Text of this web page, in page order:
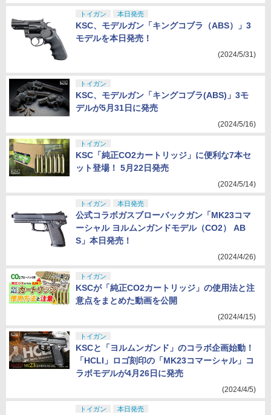
トイガン 本日発売
KSC、モデルガン「キングコブラ（ABS）」3
モデルを本日発売！
(2024/5/31)
トイガン
KSC、モデルガン「キングコブラ(ABS)」3モ
デルが5月31日に発売
(2024/5/16)
トイガン
KSC「純正CO2カートリッジ」に便利な7本セ
ット登場！ 5月22日発売
(2024/5/14)
トイガン 本日発売
公式コラボガスブローバックガン「MK23コマ
ーシャル ヨルムンガンドモデル（CO2） AB
S」本日発売！
(2024/4/26)
トイガン
KSCが「純正CO2カートリッジ」の使用法と注
意点をまとめた動画を公開
(2024/4/15)
トイガン
KSCと「ヨルムンガンド」のコラボ企画始動！
「HCLI」ロゴ刻印の「MK23コマーシャル」コ
ラボモデルが4月26日に発売
(2024/4/5)
トイガン 本日発売